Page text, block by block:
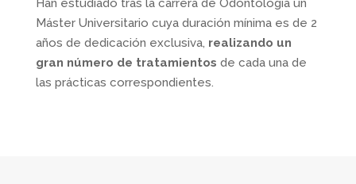
Han estudiado tras la carrera de Odontología un
Máster Universitario cuya duración mínima es de 2
años de dedicación exclusiva, realizando un
gran número de tratamientos de cada una de
las prácticas correspondientes.